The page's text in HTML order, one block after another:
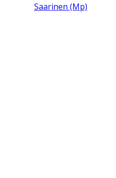
Saarinen (Mp)